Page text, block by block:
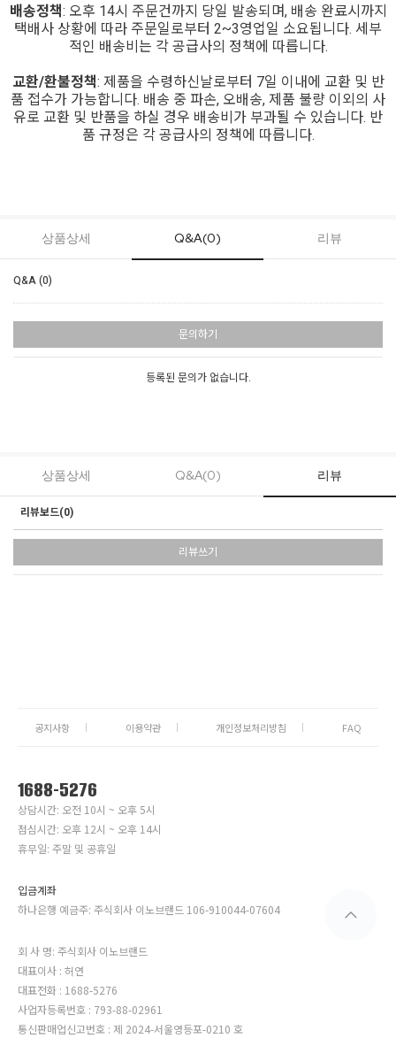
배송정책: 오후 14시 주문건까지 당일 발송되며, 배송 완료시까지
택배사 상황에 따라 주문일로부터 2~3영업일 소요됩니다. 세부
적인 배송비는 각 공급사의 정책에 따릅니다.
교환/환불정책: 제품을 수령하신날로부터 7일 이내에 교환 및 반
품 접수가 가능합니다. 배송 중 파손, 오배송, 제품 불량 이외의 사
유로 교환 및 반품을 하실 경우 배송비가 부과될 수 있습니다. 반
품 규정은 각 공급사의 정책에 따릅니다.
상품상세 Q&A(0) 리뷰
Q&A (0)
문의하기
등록된 문의가 없습니다.
상품상세 Q&A(0) 리뷰
리뷰보드(0)
리뷰쓰기
공지사항 이용약관 개인정보처리방침 FAQ
1688-5276
상담시간: 오전 10시 ~ 오후 5시
점심시간: 오후 12시 ~ 오후 14시
휴무일: 주말 및 공휴일
입금계좌
하나은행 예금주: 주식회사 이노브랜드 106-910044-07604
회 사 명: 주식회사 이노브랜드
대표이사 : 허연
대표전화 : 1688-5276
사업자등록번호 : 793-88-02961
통신판매업신고번호 : 제 2024-서울영등포-0210 호